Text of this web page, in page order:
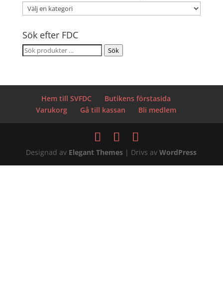
Sök efter FDC
Sök
Sök
Hem till SVFDC
Butikens förstasida
Varukorg
Gå till kassan Bli medlem
Designad av Elegant Themes | Drivs avWordPress